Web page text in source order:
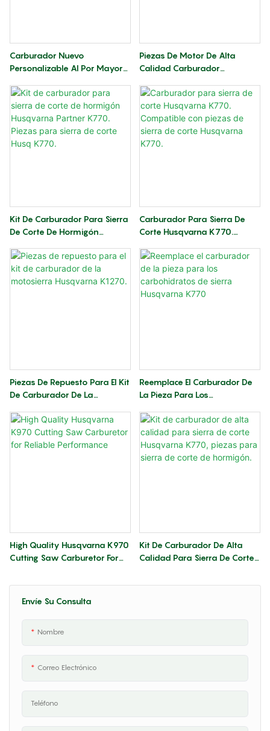
Envíe Su Consulta
Nombre
Correo Electrónico
Teléfono
Carburador Nuevo
Personalizable Al Por Mayor
De Potencia K1270 Y
Carburadores De Sierra De
Corte.
Piezas De Motor De Alta
Calidad Carburador
Husqvarna K970 Sierra De
Corte Carburador K970 Sierra
De Corte
Kit De Carburador Para Sierra
De Corte De Hormigón
Piezas Para Sierra De Corte
Husq K770.
Carburador Para Sierra De
Corte Husqvarna K770.
Sierra De Corte Husqvarna
K770.
Piezas De Repuesto Para El Kit
De Carburador De La
Reemplace El Carburador De
La Pieza Para Los
Husqvarna K770
High Quality Husqvarna K970
Cutting Saw Carburetor For
Kit De Carburador De Alta
Calidad Para Sierra De Corte
Sierra De Corte De Hormigón.